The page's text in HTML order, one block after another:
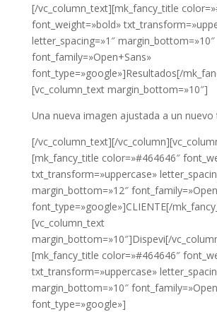
[/vc_column_text][mk_fancy_title
font_weight=»bold»
letter_spacing=»1″ margin_bottom=»10″
font_family=»Open+Sans»
font_type=»google»]Resultados[/
[vc_column_text margin_bottom=»10″]
Una nueva imagen ajustada a un nuevo
[/vc_column_text][/
[mk_fancy_title color=»#464646″
txt_transform=»uppercase»
margin_bottom=»12″
font_type=»google»]CLIENTE[/
[vc_column_text
margin_bottom=»10″]Dispevi[/
[mk_fancy_title color=»#464646″
txt_transform=»uppercase»
margin_bottom=»10″
font_type=»google»]